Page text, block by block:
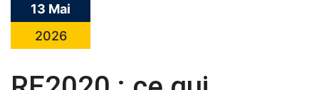
13 Mai
2026